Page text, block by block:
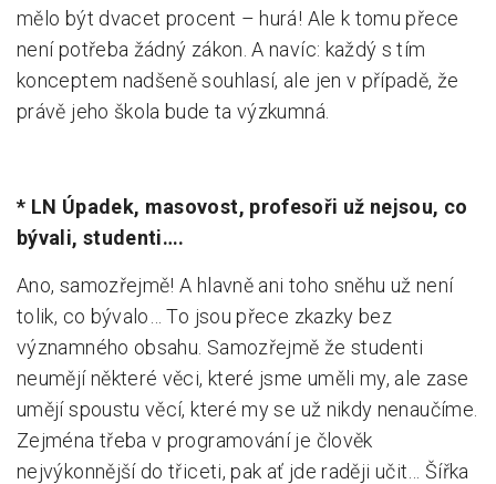
mělo být dvacet procent – hurá! Ale k tomu přece
není potřeba žádný zákon. A navíc: každý s tím
konceptem nadšeně souhlasí, ale jen v případě, že
právě jeho škola bude ta výzkumná.
* LN Úpadek, masovost, profesoři už nejsou, co
bývali, studenti….
Ano, samozřejmě! A hlavně ani toho sněhu už není
tolik, co bývalo… To jsou přece zkazky bez
významného obsahu. Samozřejmě že studenti
neumějí některé věci, které jsme uměli my, ale zase
umějí spoustu věcí, které my se už nikdy nenaučíme.
Zejména třeba v programování je člověk
nejvýkonnější do třiceti, pak ať jde raději učit… Šířka